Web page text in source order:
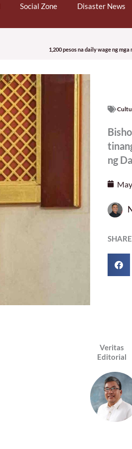
Social Zone Disaster News
1,200 pesos na daily wage ng
ng
Veritas
Editorial